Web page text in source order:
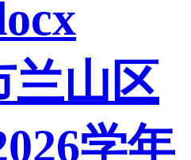
兰山区
学年